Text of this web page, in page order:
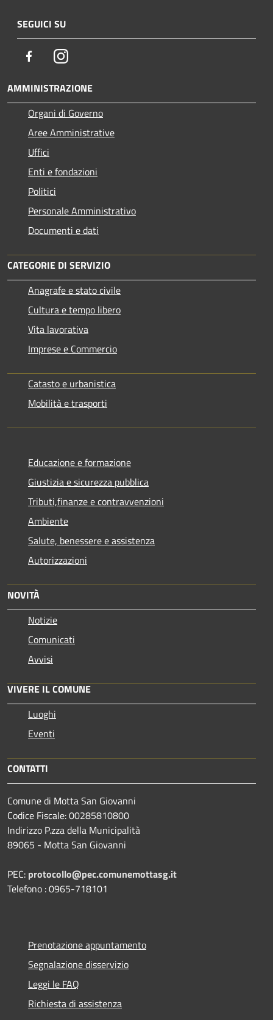
SEGUICI SU
FacebookInstagram
AMMINISTRAZIONE
Organi di Governo
Aree Amministrative
Uffici
Enti e fondazioni
Politici
Personale Amministrativo
Documenti e dati
CATEGORIE DI SERVIZIO
Anagrafe e stato civile
Cultura e tempo libero
Vita lavorativa
Imprese e Commercio
Catasto e urbanistica
Mobilità e trasporti
Educazione e formazione
Giustizia e sicurezza pubblica
Tributi,finanze e contravvenzioni
Ambiente
Salute, benessere e assistenza
Autorizzazioni
NOVITÀ
Notizie
Comunicati
Avvisi
VIVERE IL COMUNE
Luoghi
Eventi
CONTATTI
Comune di Motta San Giovanni
Codice Fiscale: 00285810800
Indirizzo P.zza della Municipalità
89065 - Motta San Giovanni
PEC: protocollo@pec.comunemottasg.it
Telefono : 0965-718101
Prenotazione appuntamento
Segnalazione disservizio
Leggi le FAQ
Richiesta di assistenza